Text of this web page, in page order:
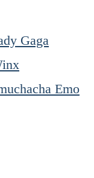
Gaga
Emo